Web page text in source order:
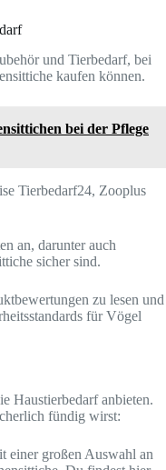
und Tierbedarf, bei
kaufen können.
bei der Pflege
Tierbedarf24, Zooplus
an, darunter auch
sicher sind.
zu lesen und
für Vögel
Haustierbedarf anbieten.
fündig wirst:
einer großen Auswahl an